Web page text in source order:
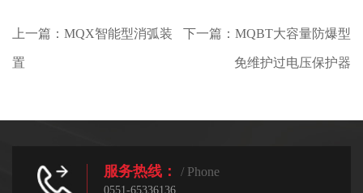
上一篇： MQX智能型消弧装
置
下一篇： MQBT大容量防爆型
免维护过电压保护器
服务热线： / Phone
0551-65336136